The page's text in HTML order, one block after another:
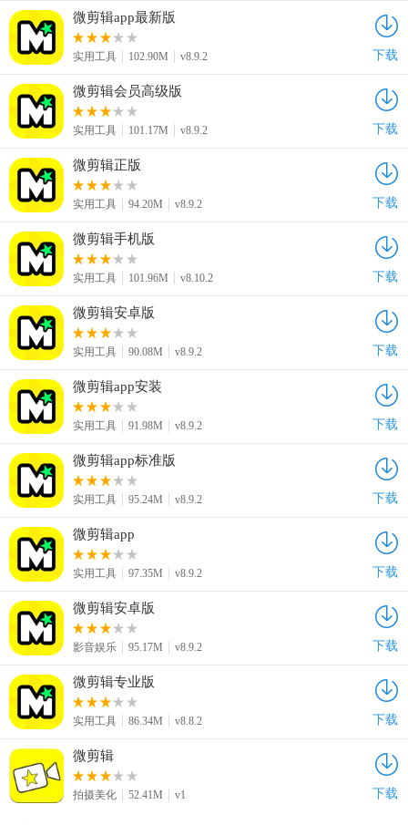
微剪辑app最新版
实用工具 102.90M v8.9.2 下载
微剪辑会员高级版
实用工具 101.17M v8.9.2 下载
微剪辑正版
实用工具 94.20M v8.9.2 下载
微剪辑手机版
实用工具 101.96M v8.10.2 下载
微剪辑安卓版
实用工具 90.08M v8.9.2 下载
微剪辑app安装
实用工具 91.98M v8.9.2 下载
微剪辑app标准版
实用工具 95.24M v8.9.2 下载
微剪辑app
实用工具 97.35M v8.9.2 下载
微剪辑安卓版
影音娱乐 95.17M v8.9.2 下载
微剪辑专业版
实用工具 86.34M v8.8.2 下载
微剪辑
拍摄美化 52.41M v1 下载